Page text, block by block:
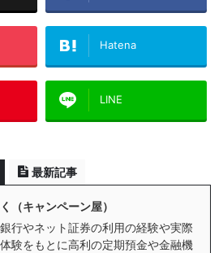
Hatena
LINE
最新記事
（キャンペーン屋）
行やネット証券の利用の経験や実際
験をもとに高利の定期預金や金融機